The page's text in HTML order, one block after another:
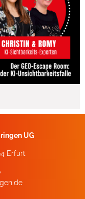
UG
Erfurt